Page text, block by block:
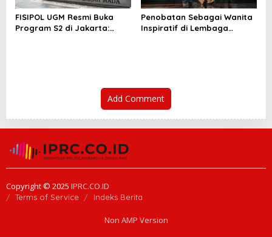
FISIPOL UGM Resmi Buka
Program S2 di Jakarta:
Penobatan Sebagai Wanita
Inspiratif di Lembaga
Add Comment
Copyright © 2025 IPRC.CO.ID
Terms of Service Indeks Berita
Non AMP Version